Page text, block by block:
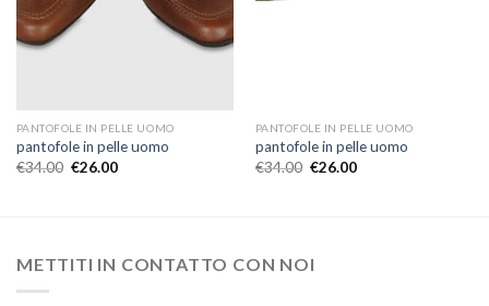
PANTOFOLE IN PELLE UOMO
pantofole in pelle uomo
€34.00 €26.00
PANTOFOLE IN PELLE UOMO
pantofole in pelle uomo
€34.00 €26.00
METTITI IN CONTATTO CON NOI